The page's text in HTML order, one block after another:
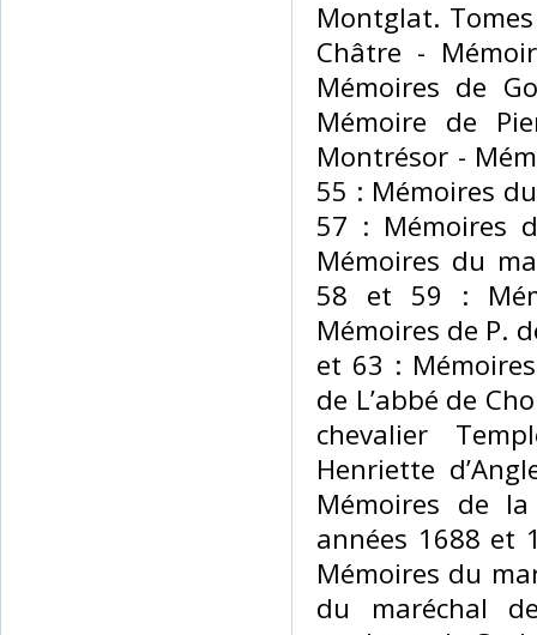
Montglat.
Châtre -
Mémoires de
Mémoire de
Montrésor -
55 : Mémoires
57 : Mémoires
Mémoires du
58 et 59 :
Mémoires de P.
et 63 :
de L’abbé de
chevalier
Henriette
Mémoires de
années 1688 et
Mémoires du
du maréchal